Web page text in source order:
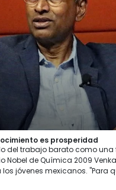
es prosperidad
del trabajo barato como
Nobel de Química 2009
jóvenes mexicanos. "Para